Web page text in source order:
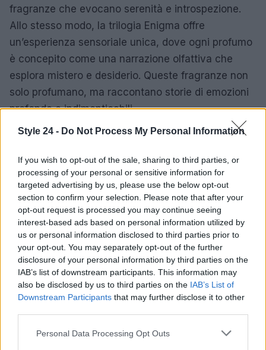
Style 24 - Do Not Process My Personal Information
If you wish to opt-out of the sale, sharing to third parties, or
processing of your personal or sensitive information for
targeted advertising by us, please use the below opt-out
section to confirm your selection. Please note that after your
opt-out request is processed you may continue seeing
interest-based ads based on personal information utilized by
us or personal information disclosed to third parties prior to
your opt-out. You may separately opt-out of the further
disclosure of your personal information by third parties on the
IAB’s list of downstream participants. This information may
also be disclosed by us to third parties on the IAB’s List of
Downstream Participants that may further disclose it to other
Please note that this website/app uses one or more Google
Personal Data Processing Opt Outs
fragranze che evocano serenità e introspezione.
Allo stesso modo, la trilogia Enigma offre
un’esperienza sensoriale unica, dove ogni profumo
è concepito come una narrazione olfattiva che
esplora mistero e desiderio. Queste fragranze non
solo profumano, ma raccontano storie di emozioni
profonde e indimenticabili.
Un futuro luminoso
MetaScent, con la sua visione innovativa e il suo
amore per la natura, rappresenta una nuova era
nella profumeria artistica. Ogni fragranza è un
invito a esplorare, a sentirsi vivi e a connettersi con
il mondo che ci circonda. E tu, sei pronto a scoprire
il profumo che racconta la tua storia?
AUTORE
Staff